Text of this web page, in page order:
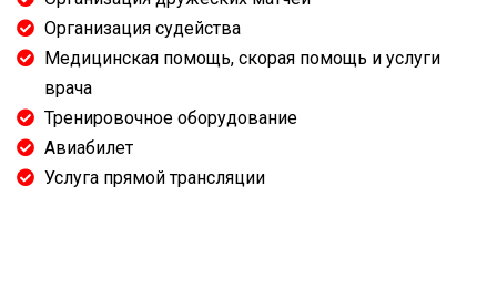
Организация судейства
Медицинская помощь, скорая помощь и услуги
врача
Тренировочное оборудование
Авиабилет
Услуга прямой трансляции